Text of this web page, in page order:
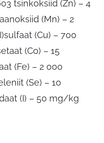
tsinkoksiid (Zn) – 4
(Mn) – 2
(Cu) – 700
(Co) – 15
(Fe) – 2 000
(Se) – 10
(I) – 50 mg/kg